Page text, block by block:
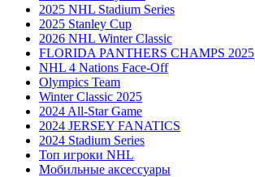
2025 NHL Stadium Series
2025 Stanley Cup
2026 NHL Winter Classic
FLORIDA PANTHERS CHAMPS 2025
NHL 4 Nations Face-Off
Olympics Team
Winter Classic 2025
2024 All-Star Game
2024 JERSEY FANATICS
2024 Stadium Series
Топ игроки NHL
Мобильные аксессуары